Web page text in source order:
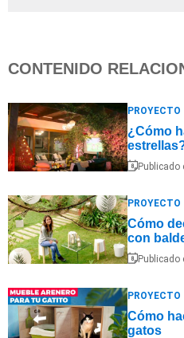
CONTENIDO
PROYECTO
¿Cómo
Publicado
PROYECTO
Cómo
con
Publicado
PROYECTO
Cómo
gatos